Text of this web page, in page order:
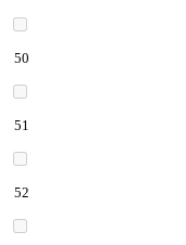
50
51
52